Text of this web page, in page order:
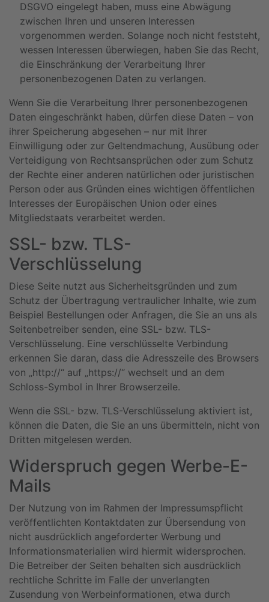
DSGVO eingelegt haben, muss eine Abwägung
zwischen Ihren und unseren Interessen
vorgenommen werden. Solange noch nicht feststeht,
wessen Interessen überwiegen, haben Sie das Recht,
die Einschränkung der Verarbeitung Ihrer
personenbezogenen Daten zu verlangen.
Wenn Sie die Verarbeitung Ihrer personenbezogenen
Daten eingeschränkt haben, dürfen diese Daten – von
ihrer Speicherung abgesehen – nur mit Ihrer
Einwilligung oder zur Geltendmachung, Ausübung oder
Verteidigung von Rechtsansprüchen oder zum Schutz
der Rechte einer anderen natürlichen oder juristischen
Person oder aus Gründen eines wichtigen öffentlichen
Interesses der Europäischen Union oder eines
Mitgliedstaats verarbeitet werden.
SSL- bzw. TLS-
Verschlüsselung
Diese Seite nutzt aus Sicherheitsgründen und zum
Schutz der Übertragung vertraulicher Inhalte, wie zum
Beispiel Bestellungen oder Anfragen, die Sie an uns als
Seitenbetreiber senden, eine SSL- bzw. TLS-
Verschlüsselung. Eine verschlüsselte Verbindung
erkennen Sie daran, dass die Adresszeile des Browsers
von „http://“ auf „https://“ wechselt und an dem
Schloss-Symbol in Ihrer Browserzeile.
Wenn die SSL- bzw. TLS-Verschlüsselung aktiviert ist,
können die Daten, die Sie an uns übermitteln, nicht von
Dritten mitgelesen werden.
Widerspruch gegen Werbe-E-
Mails
Der Nutzung von im Rahmen der Impressumspflicht
veröffentlichten Kontaktdaten zur Übersendung von
nicht ausdrücklich angeforderter Werbung und
Informationsmaterialien wird hiermit widersprochen.
Die Betreiber der Seiten behalten sich ausdrücklich
rechtliche Schritte im Falle der unverlangten
Zusendung von Werbeinformationen, etwa durch